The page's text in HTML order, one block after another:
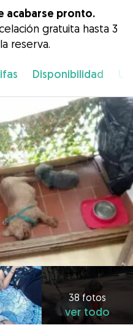
acabarse pronto.
gratuita hasta 3
reserva.
Disponibilidad
38 fotos
ver todo